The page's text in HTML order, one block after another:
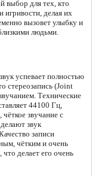
выбор для тех, кто
игривости, делая их
вызовет улыбку и
людьми.
успевает полностью
стереозапись (Joint
Технические
44100 Гц,
звучание с
звук
записи
чётким и очень
делает его очень